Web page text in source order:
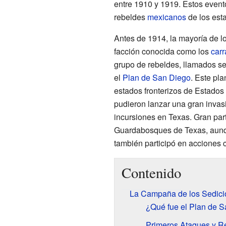
entre 1910 y 1919. Estos
rebeldes mexicanosde los
Antes de 1914, la mayoría de
facción conocida como los
grupo de rebeldes, llamados
el Plan de San Diego. Este
estados fronterizos de
pudieron lanzar una gran
incursiones en Texas. Gran
Guardabosques de Texas,
también participó en acciones
Contenido
La Campaña de los
¿Qué fue el Plan de